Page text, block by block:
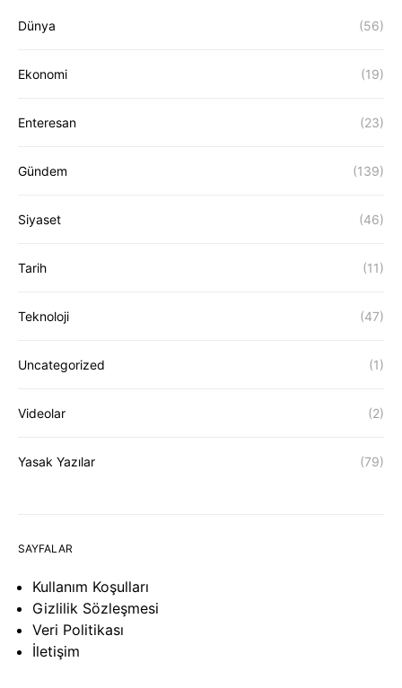
Dünya (56)
Ekonomi (19)
Enteresan (23)
Gündem (139)
Siyaset (46)
Tarih (11)
Teknoloji (47)
Uncategorized (1)
Videolar (2)
Yasak Yazılar (79)
SAYFALAR
Kullanım Koşulları
Gizlilik Sözleşmesi
Veri Politikası
İletişim